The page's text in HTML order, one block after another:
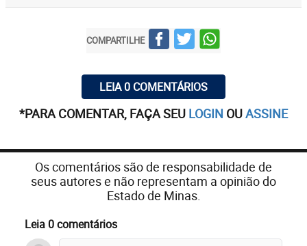
COMPARTILHE
LEIA 0 COMENTÁRIOS
*PARA COMENTAR, FAÇA SEU LOGIN OUASSINE
Os comentários são de responsabilidade de
seus autores e não representam a opinião do
Estado de Minas.
Leia 0 comentários